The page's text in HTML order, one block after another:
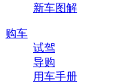
新车图解
购车
试驾
导购
用车手册